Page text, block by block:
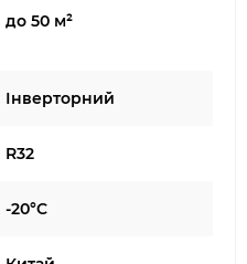
до 50 м²
Інверторний
R32
-20°C